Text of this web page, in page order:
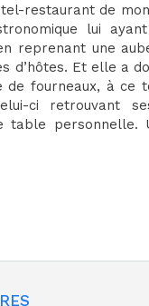
restaurant de
lui
reprenant une
d’hôtes. Et elle a
fourneaux, à ce
ci retrouvant
table personnelle.